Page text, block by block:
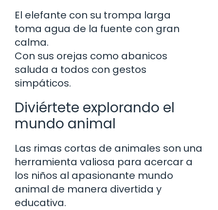
El elefante con su trompa larga
toma agua de la fuente con gran
calma.
Con sus orejas como abanicos
saluda a todos con gestos
simpáticos.
Diviértete explorando el
mundo animal
Las rimas cortas de animales son una
herramienta valiosa para acercar a
los niños al apasionante mundo
animal de manera divertida y
educativa.